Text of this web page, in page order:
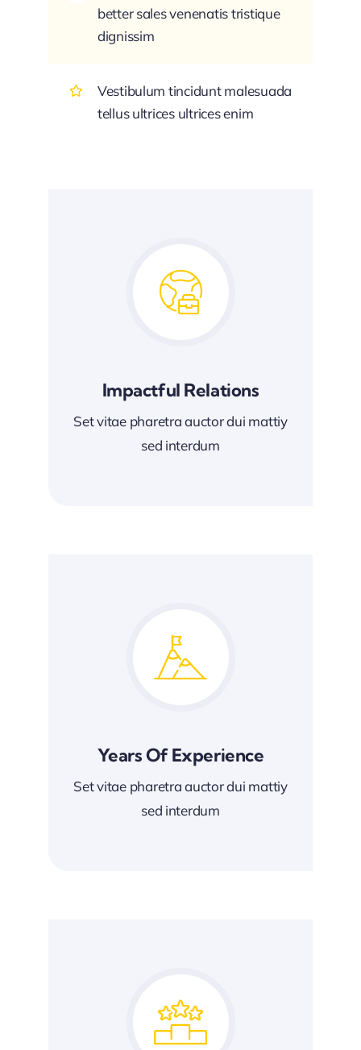
better sales venenatis tristique
dignissim
Vestibulum tincidunt malesuada
tellus ultrices ultrices enim
Impactful Relations
Set vitae pharetra auctor dui mattiy
sed interdum
Years Of Experience
Set vitae pharetra auctor dui mattiy
sed interdum